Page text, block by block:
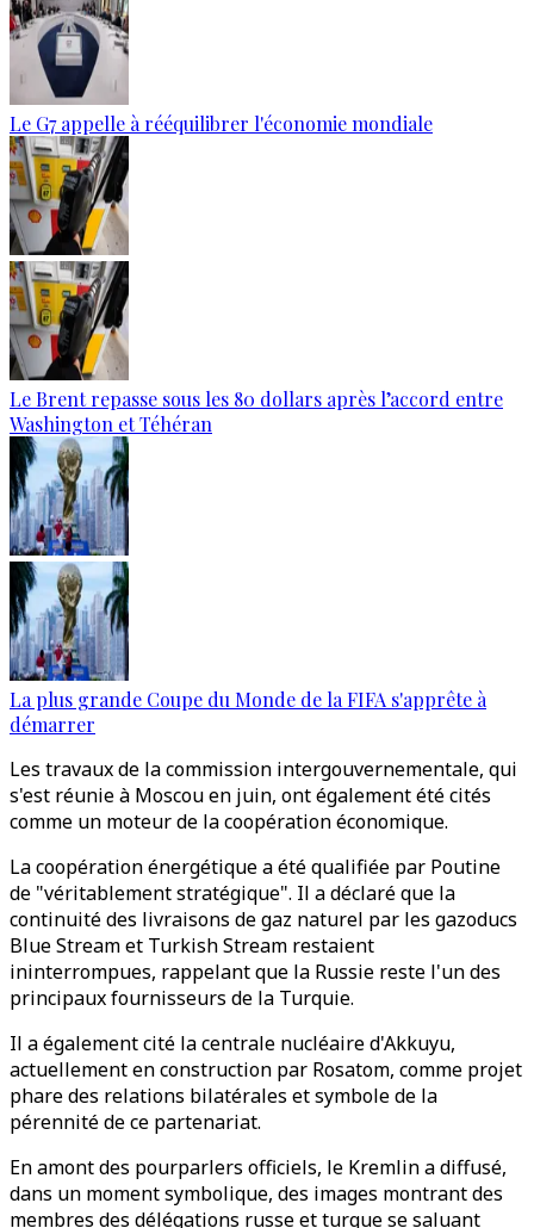
Le G7 appelle à rééquilibrer l'économie mondiale
Le Brent repasse sous les 80 dollars après l’accord entre
Washington et Téhéran
La plus grande Coupe du Monde de la FIFA s'apprête à
démarrer
Les travaux de la commission intergouvernementale, qui
s'est réunie à Moscou en juin, ont également été cités
comme un moteur de la coopération économique.
La coopération énergétique a été qualifiée par Poutine
de "véritablement stratégique". Il a déclaré que la
continuité des livraisons de gaz naturel par les gazoducs
Blue Stream et Turkish Stream restaient
ininterrompues, rappelant que la Russie reste l'un des
principaux fournisseurs de la Turquie.
Il a également cité la centrale nucléaire d'Akkuyu,
actuellement en construction par Rosatom, comme projet
phare des relations bilatérales et symbole de la
pérennité de ce partenariat.
En amont des pourparlers officiels, le Kremlin a diffusé,
dans un moment symbolique, des images montrant des
membres des délégations russe et turque se saluant